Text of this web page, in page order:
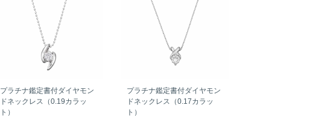
プラチナ鑑定書付ダイヤモン
ドネックレス（0.19カラッ
ト）
プラチナ鑑定書付ダイヤモン
ドネックレス（0.17カラッ
ト）